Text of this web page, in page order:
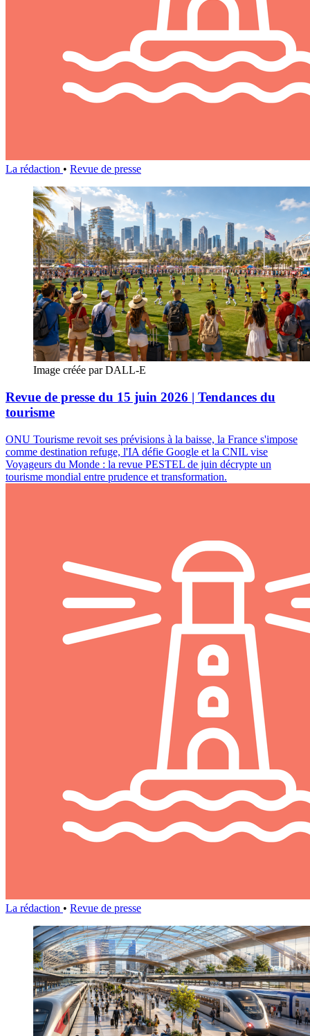
La rédaction • Revue de presse
Image créée par DALL-E
Revue de presse du 15 juin 2026 | Tendances du
tourisme
ONU Tourisme revoit ses prévisions à la baisse, la France s'impose
comme destination refuge, l'IA défie Google et la CNIL vise
Voyageurs du Monde : la revue PESTEL de juin décrypte un
tourisme mondial entre prudence et transformation.
La rédaction • Revue de presse